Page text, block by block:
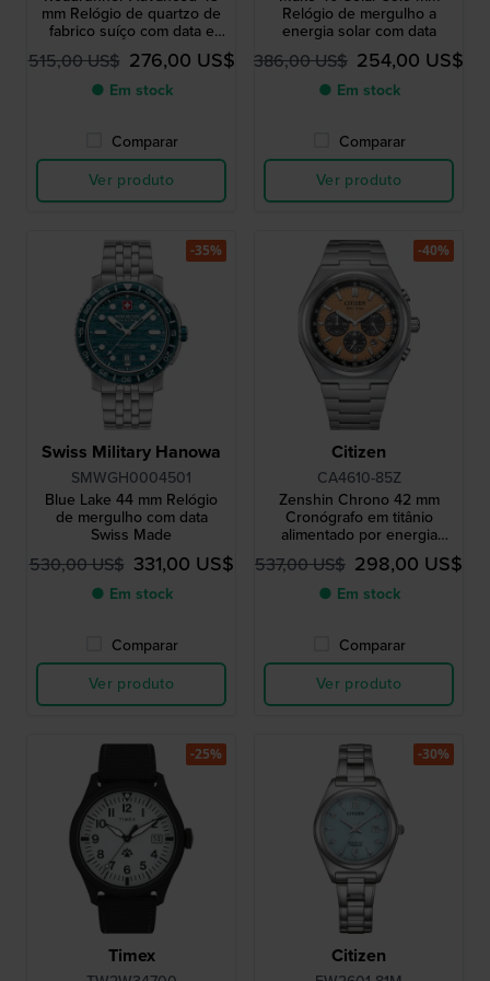
mm Relógio de quartzo de
fabrico suíço com data e
mostrador de 24 horas
515,00 US$ 276,00 US$
● Em stock
Comparar
Ver produto
Relógio de mergulho a
energia solar com data
386,00 US$ 254,00 US$
● Em stock
Comparar
Ver produto
Swiss Military Hanowa
SMWGH0004501
Blue Lake 44 mm Relógio
de mergulho com data
Swiss Made
530,00 US$ 331,00 US$
● Em stock
Comparar
Ver produto
-35%
Citizen
CA4610-85Z
Zenshin Chrono 42 mm
Cronógrafo em titânio
alimentado por energia
solar com data
537,00 US$ 298,00 US$
● Em stock
Comparar
Ver produto
-40%
Timex
-25%
Citizen
-30%